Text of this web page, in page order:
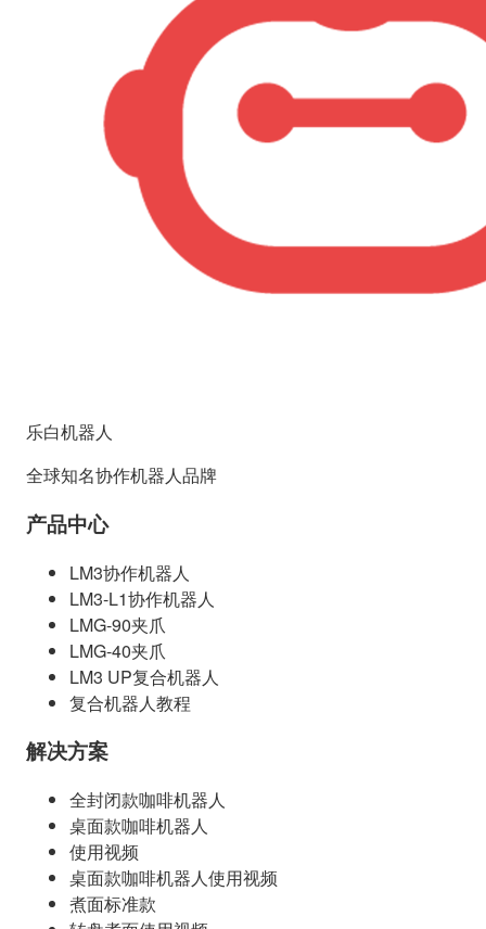
乐白机器人
全球知名协作机器人品牌
产品中心
LM3协作机器人
LM3-L1协作机器人
LMG-90夹爪
LMG-40夹爪
LM3 UP复合机器人
复合机器人教程
解决方案
全封闭款咖啡机器人
桌面款咖啡机器人
使用视频
桌面款咖啡机器人使用视频
煮面标准款